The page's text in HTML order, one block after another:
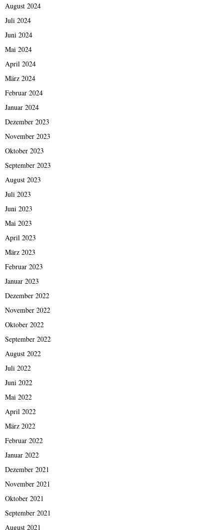
August 2024
Juli 2024
Juni 2024
Mai 2024
April 2024
März 2024
Februar 2024
Januar 2024
Dezember 2023
November 2023
Oktober 2023
September 2023
August 2023
Juli 2023
Juni 2023
Mai 2023
April 2023
März 2023
Februar 2023
Januar 2023
Dezember 2022
November 2022
Oktober 2022
September 2022
August 2022
Juli 2022
Juni 2022
Mai 2022
April 2022
März 2022
Februar 2022
Januar 2022
Dezember 2021
November 2021
Oktober 2021
September 2021
August 2021